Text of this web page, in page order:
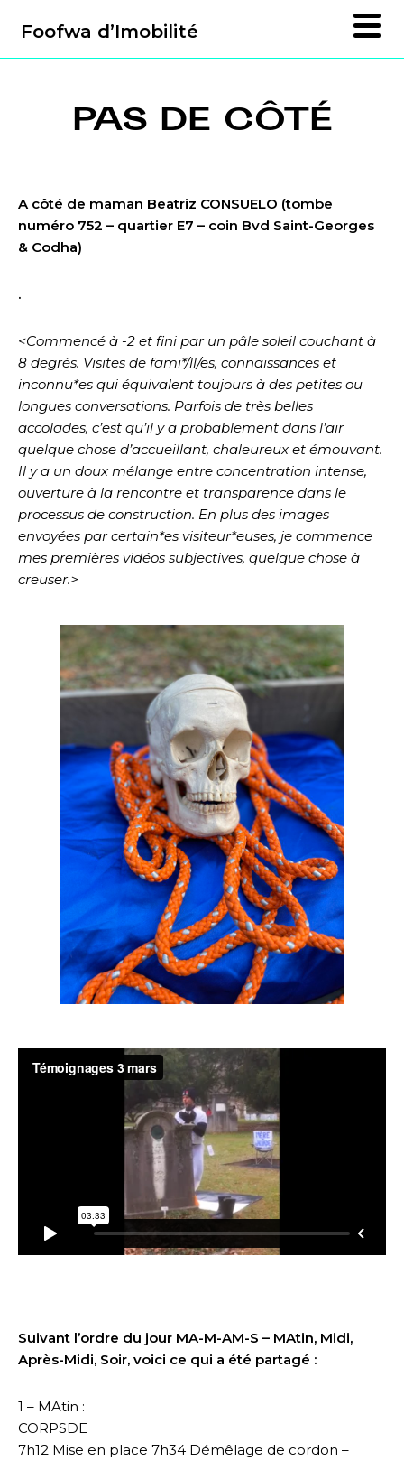
Foofwa d’Imobilité
PAS DE CÔTÉ
A côté de maman Beatriz CONSUELO (tombe
numéro 752 – quartier E7 – coin Bvd Saint-Georges
& Codha)
.
<Commencé à -2 et fini par un pâle soleil couchant à
8 degrés. Visites de fami*/ll/es, connaissances et
inconnu*es qui équivalent toujours à des petites ou
longues conversations. Parfois de très belles
accolades, c’est qu’il y a probablement dans l’air
quelque chose d’accueillant, chaleureux et émouvant.
Il y a un doux mélange entre concentration intense,
ouverture à la rencontre et transparence dans le
processus de construction. En plus des images
envoyées par certain*es visiteur*euses, je commence
mes premières vidéos subjectives, quelque chose à
creuser.>
Suivant l’ordre du jour MA-M-AM-S – MAtin, Midi,
Après-Midi, Soir, voici ce qui a été partagé :
1 – MAtin :
CORPSDE
7h12 Mise en place 7h34 Démêlage de cordon –